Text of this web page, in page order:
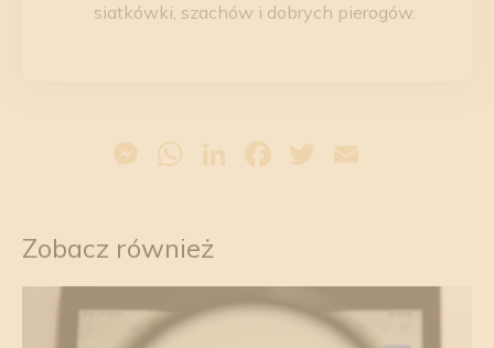
Messenger
WhatsApp
LinkedIn
Facebook
Twitter
siatkówki, szachów i dobrych pierogów.
Zobacz również